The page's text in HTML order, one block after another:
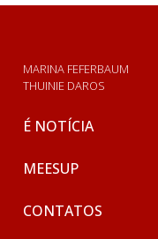
MARINA FEFERBAUM
THUINIE DAROS
É NOTÍCIA
MEESUP
CONTATOS